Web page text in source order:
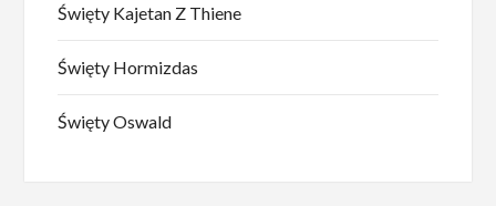
Święty Kajetan Z Thiene
Święty Hormizdas
Święty Oswald